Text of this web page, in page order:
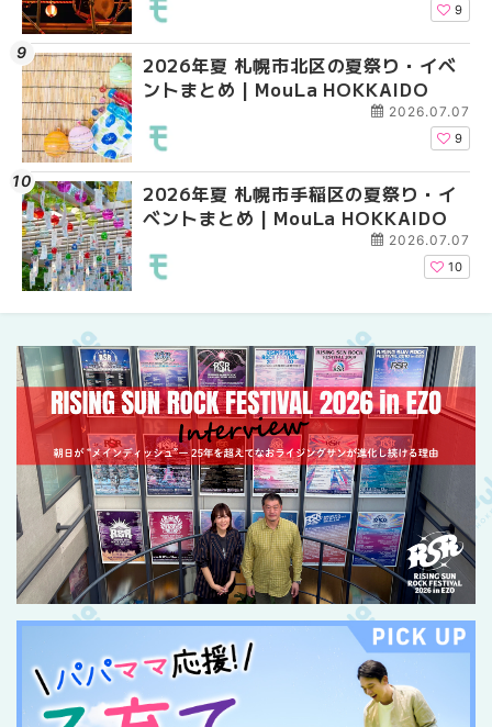
9
2026年夏 札幌市北区の夏祭り・イベ
ントまとめ | MouLa HOKKAIDO
2026.07.07
9
2026年夏 札幌市手稲区の夏祭り・イ
ベントまとめ | MouLa HOKKAIDO
2026.07.07
10
2026年夏 札幌市中央
ベントまとめ |
2026年夏 恵庭市・千
イベントまとめ |
【新千歳空港】新カー
業。「SUPER
ーパーラウンジアネッ
介！！ | MouLa
2026年夏 札幌市豊平
ベントまとめ |